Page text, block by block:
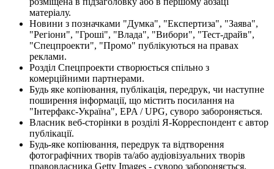
матеріалу.
Новини з позначками "Думка", "Експертиза", "Заява",
"Регіони", "Гроші", "Влада", "Вибори", "Тест-драйв",
"Спецпроекти", "Промо" публікуються на правах
реклами.
Розділ Спецпроекти створюється спільно з
комерційними партнерами.
Будь яке копіювання, публікація, передрук, чи наступне
поширення інформації, що містить посилання на
"Інтерфакс-Україна", EPA / UPG, суворо забороняється.
Власник веб-сторінки в розділі Я-Корреспондент є автор
публікації.
Будь-яке копіювання, передрук та відтворення
фотографічних творів та/або аудіовізуальних творів
правовласника Getty Images - суворо забороняється.